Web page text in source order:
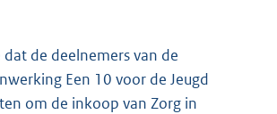
b
de deelnemers van de
Een 10 voor de Jeugd
om de inkoop van Zorg in